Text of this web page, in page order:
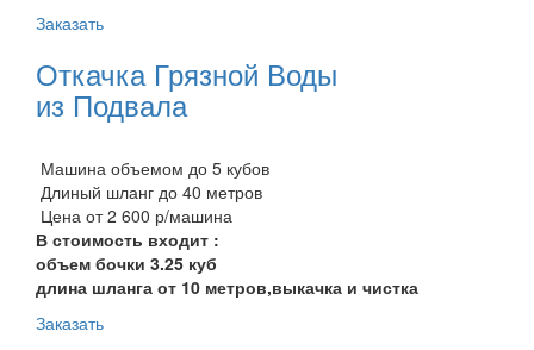
Заказать
Откачка Грязной Воды
из Подвала
Машина объемом до 5 кубов
Длиный шланг до 40 метров
Цена от 2 600 р/машина
В стоимость входит :
объем бочки 3.25 куб
длина шланга от 10 метров,выкачка и чистка
Заказать